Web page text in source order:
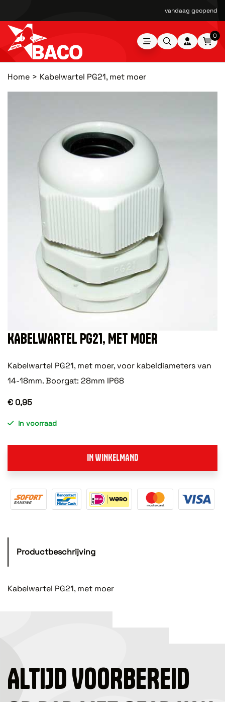
vandaag geopend
0
Home Kabelwartel PG21, met moer
KABELWARTEL PG21, MET MOER
Kabelwartel PG21, met moer, voor kabeldiameters van
14-18mm. Boorgat: 28mm IP68
€ 0,95
in voorraad
IN WINKELMAND
Productbeschrijving
Kabelwartel PG21, met moer
ALTIJD VOORBEREID